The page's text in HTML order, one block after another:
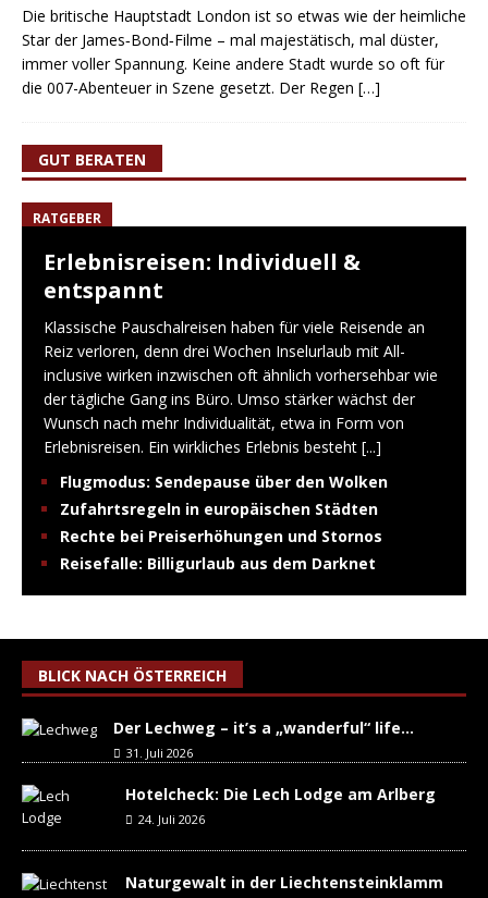
Die britische Hauptstadt London ist so etwas wie der heimliche
Star der James‑Bond‑Filme – mal majestätisch, mal düster,
immer voller Spannung. Keine andere Stadt wurde so oft für
die 007-Abenteuer in Szene gesetzt. Der Regen […]
GUT BERATEN
RATGEBER
Erlebnisreisen: Individuell &
entspannt
Klassische Pauschalreisen haben für viele Reisende an
Reiz verloren, denn drei Wochen Inselurlaub mit All-
inclusive wirken inzwischen oft ähnlich vorhersehbar wie
der tägliche Gang ins Büro. Umso stärker wächst der
Wunsch nach mehr Individualität, etwa in Form von
Erlebnisreisen. Ein wirkliches Erlebnis besteht [...]
Flugmodus: Sendepause über den Wolken
Zufahrtsregeln in europäischen Städten
Rechte bei Preiserhöhungen und Stornos
Reisefalle: Billigurlaub aus dem Darknet
BLICK NACH ÖSTERREICH
Der Lechweg – it’s a „wanderful“ life…
31. Juli 2026
Hotelcheck: Die Lech Lodge am Arlberg
24. Juli 2026
Naturgewalt in der Liechtensteinklamm